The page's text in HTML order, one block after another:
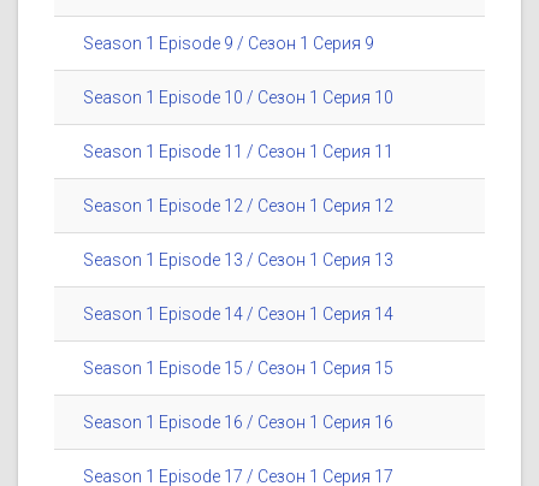
Season 1 Episode 9 / Сезон 1 Серия 9
Season 1 Episode 10 / Сезон 1 Серия 10
Season 1 Episode 11 / Сезон 1 Серия 11
Season 1 Episode 12 / Сезон 1 Серия 12
Season 1 Episode 13 / Сезон 1 Серия 13
Season 1 Episode 14 / Сезон 1 Серия 14
Season 1 Episode 15 / Сезон 1 Серия 15
Season 1 Episode 16 / Сезон 1 Серия 16
Season 1 Episode 17 / Сезон 1 Серия 17